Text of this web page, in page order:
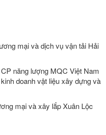
mại và dịch vụ vận tải Hải
năng lượng MQC Việt Nam
doanh vật liệu xây dựng và
mại và xây lắp Xuân Lộc